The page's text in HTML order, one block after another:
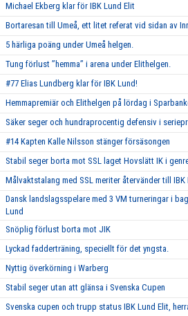
Michael Ekberg klar för IBK Lund Elit
Bortaresan till Umeå, ett litet referat vid sidan av
5 härliga poäng under Umeå helgen.
Tung förlust ’’hemma’’ i arena under Elithelgen.
#77 Elias Lundberg klar för IBK Lund!
Hemmapremiär och Elithelgen på lördag i
Säker seger och hundraprocentig defensiv i
#14 Kapten Kalle Nilsson stänger försäsongen
Stabil seger borta mot SSL laget Hovslätt IK i
Målvaktstalang med SSL meriter återvänder till IBK
Dansk landslagsspelare med 3 VM turneringar i
Lund
Snöplig förlust borta mot JIK
Lyckad fadderträning, speciellt för det yngsta.
Nyttig överkörning i Warberg
Stabil seger utan att glänsa i Svenska Cupen
Svenska cupen och trupp status IBK Lund Elit,